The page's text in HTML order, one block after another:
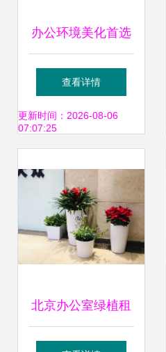
办公环境美化首选
虹口区开业绿植花
卉租赁养护服务
查看详情
更新时间：2026-08-06
07:07:25
北京办公室绿植租
赁 盆栽植物出租与